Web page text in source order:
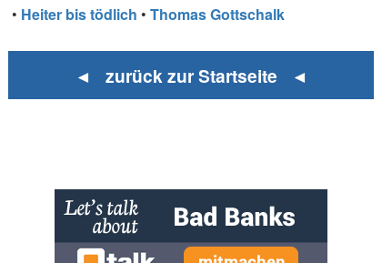
• Heiter bis tödlich •Thomas Gottschalk
◄ zurück zur Startseite ◄